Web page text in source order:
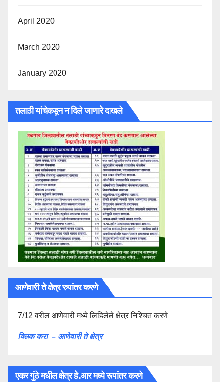
April 2020
March 2020
January 2020
तलाठी यांचेकडून न दिले जाणारे दाखले
आणेवारी ते क्षेत्र रुपांतर करणे
7/12 वरील आणेवारी मध्ये लिहिलेले क्षेत्र निश्चित करणे
क्लिक करा – आणेवारी ते क्षेत्र
एकर गुंठे मधील क्षेत्र हे.आर मध्ये रूपांतर करणे